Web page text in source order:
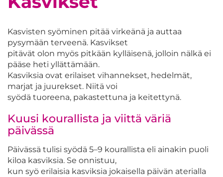
Kasvisten syöminen pitää virkeänä ja auttaa
pysymään terveenä. Kasvikset
pitävät olon myös pitkään kylläisenä, jolloin nälkä ei
pääse heti yllättämään.
Kasviksia ovat erilaiset vihannekset, hedelmät,
marjat ja juurekset. Niitä voi
syödä tuoreena, pakastettuna ja keitettynä.
Kuusi kourallista ja viittä väriä
päivässä
Päivässä tulisi syödä 5–9 kourallista eli ainakin puoli
kiloa kasviksia. Se onnistuu,
kun syö erilaisia kasviksia jokaisella päivän aterialla